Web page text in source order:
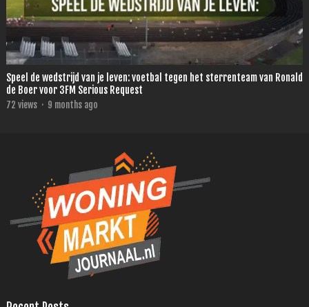
Speel de wedstrijd van je leven: voetbal tegen het sterrenteam van Ronald
de Boer voor 3FM Serious Request
72 views · 9 months ago